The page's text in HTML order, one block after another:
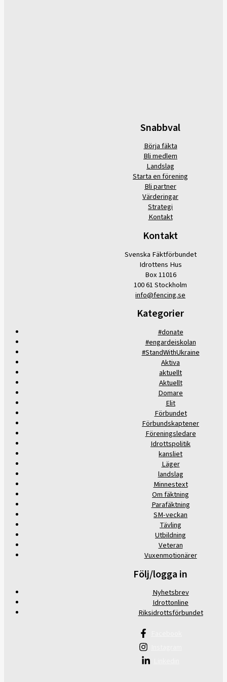
Snabbval
Börja fäkta
Bli medlem
Landslag
Starta en förening
Bli partner
Värderingar
Strategi
Kontakt
Kontakt
Svenska Fäktförbundet
Idrottens Hus
Box 11016
100 61 Stockholm
info@fencing.se
Kategorier
#donate
#engardeiskolan
#StandWithUkraine
Aktiva
aktuellt
Aktuellt
Domare
Elit
Förbundet
Förbundskaptener
Föreningsledare
Idrottspolitik
kansliet
Läger
landslag
Minnestext
Om fäktning
Parafäktning
SM-veckan
Tävling
Utbildning
Veteran
Vuxenmotionärer
Följ/logga in
Nyhetsbrev
Idrottonline
Riksidrottsförbundet